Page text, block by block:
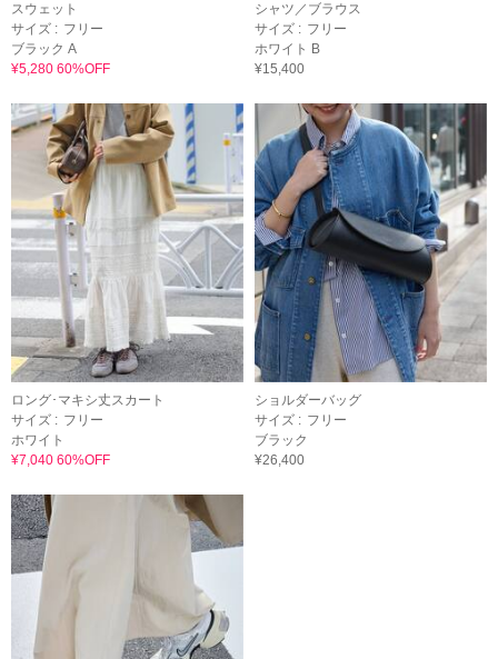
スウェット
サイズ : フリー
ブラック A
¥5,280 60%OFF
シャツ／ブラウス
サイズ : フリー
ホワイト B
¥15,400
ロング･マキシ丈スカート
サイズ : フリー
ホワイト
¥7,040 60%OFF
ショルダーバッグ
サイズ : フリー
ブラック
¥26,400